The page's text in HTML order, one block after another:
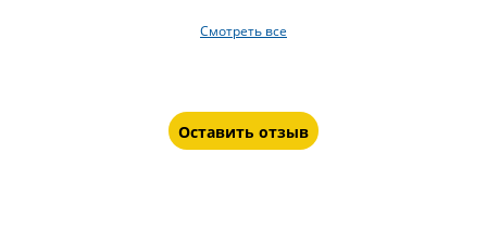
Смотреть все
Оставить отзыв